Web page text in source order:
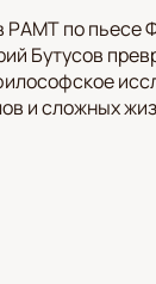
РАМТ по пьесе
Бутусов
и сложных